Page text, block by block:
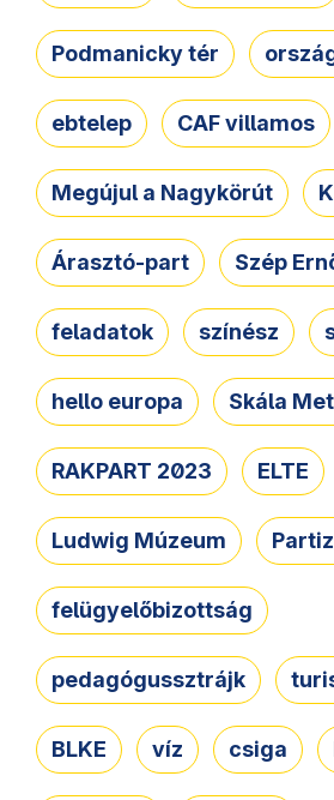
Podmanicky tér
ebtelep CAF villamos
Megújul a Nagykörút
Árasztó-part Szép
feladatok színész
hello europa Skála
RAKPART 2023 ELTE
Ludwig Múzeum
felügyelőbizottság
pedagógussztrájk
BLKE víz csiga